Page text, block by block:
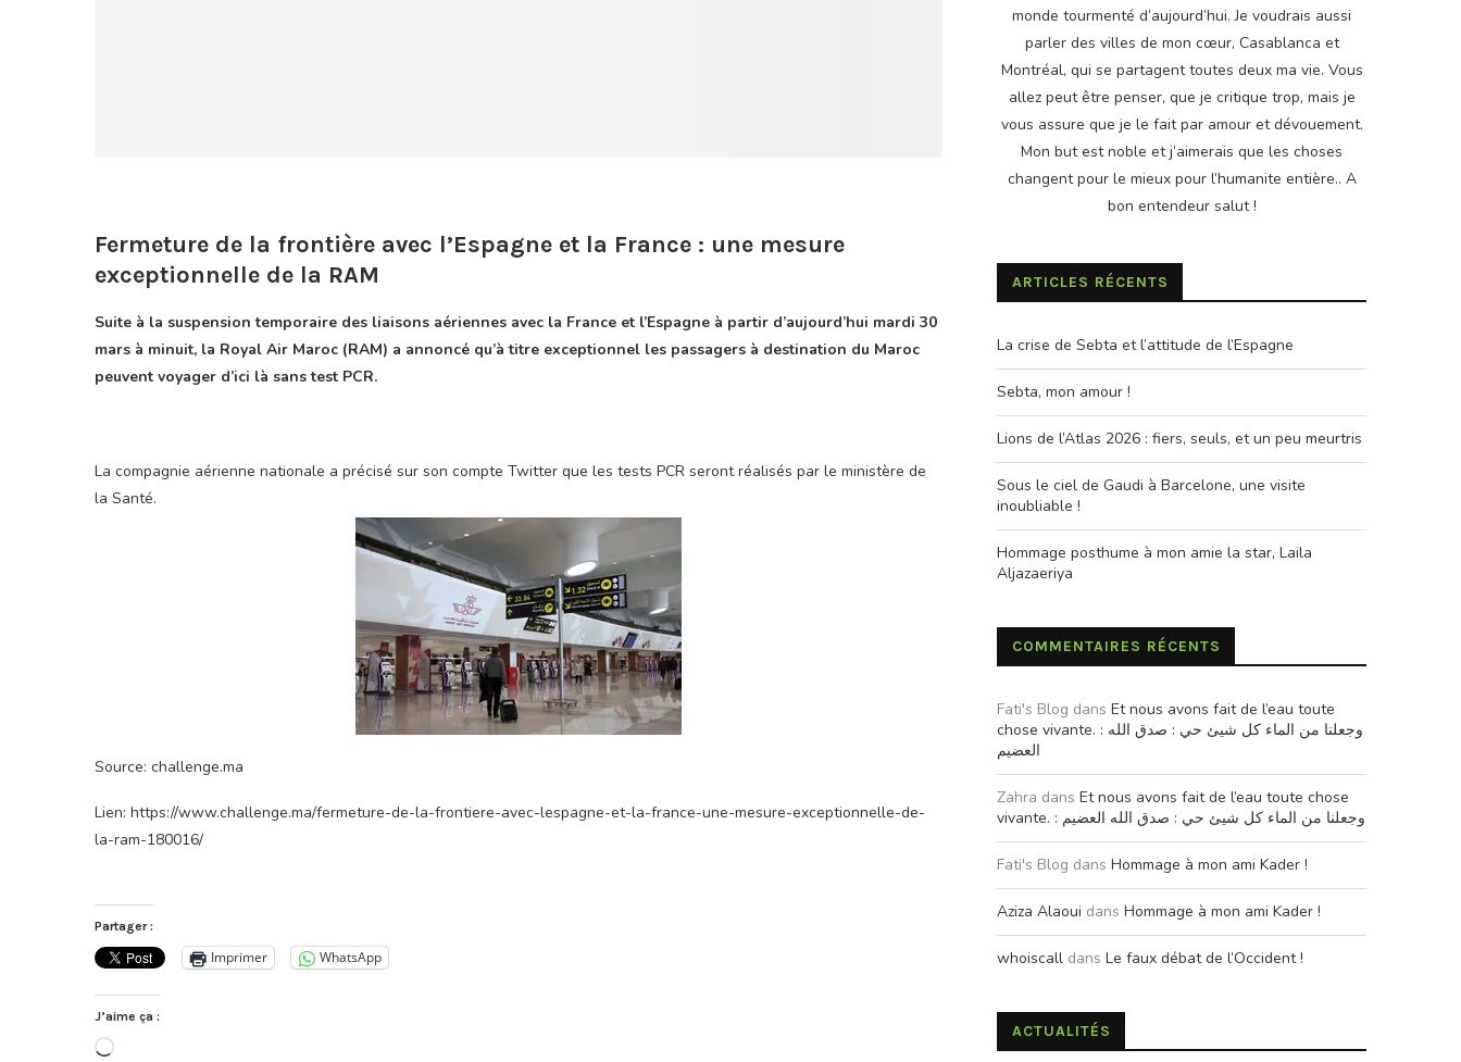
Fermeture de la frontière avec l’Espagne et la France : une mesure
exceptionnelle de la RAM
Suite à la suspension temporaire des liaisons aériennes avec la France et l’Espagne à partir d’aujourd’hui mardi 30
mars à minuit, la Royal Air Maroc (RAM) a annoncé qu’à titre exceptionnel les passagers à destination du Maroc
peuvent voyager d’ici là sans test PCR.
La compagnie aérienne nationale a précisé sur son compte Twitter que les tests PCR seront réalisés par le ministère de
la Santé.
Source: challenge.ma
Lien: https://www.challenge.ma/fermeture-de-la-frontiere-avec-lespagne-et-la-france-une-mesure-exceptionnelle-de-
la-ram-180016/
Partager :
Imprimer WhatsApp
J’aime ça :
Chargement…
monde tourmenté d’aujourd’hui. Je voudrais aussi
parler des villes de mon cœur, Casablanca et
Montréal, qui se partagent toutes deux ma vie. Vous
allez peut être penser, que je critique trop, mais je
vous assure que je le fait par amour et dévouement.
Mon but est noble et j’aimerais que les choses
changent pour le mieux pour l’humanite entière.. A
bon entendeur salut !
ARTICLES RÉCENTS
La crise de Sebta et l’attitude de l’Espagne
Sebta, mon amour !
Lions de l’Atlas 2026 : fiers, seuls, et un peu meurtris
Sous le ciel de Gaudi à Barcelone, une visite
inoubliable !
Hommage posthume à mon amie la star, Laila
Aljazaeriya
COMMENTAIRES RÉCENTS
Fati's Blog dans Et nous avons fait de l’eau toute
chose vivante. : وجعلنا من الماء كل شيئ حي : صدق الله
العضيم
Zahra dans Et nous avons fait de l’eau toute chose
vivante. : وجعلنا من الماء كل شيئ حي : صدق الله العضيم
Fati's Blog dans Hommage à mon ami Kader !
Aziza Alaoui dans Hommage à mon ami Kader !
whoiscall dans Le faux débat de l’Occident !
ACTUALITÉS